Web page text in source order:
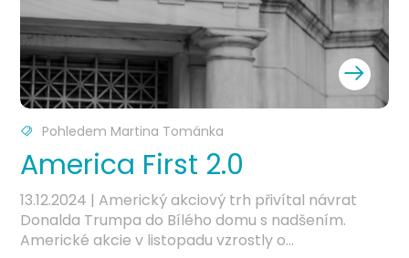
Pohledem Martina Tománka
America First 2.0
13.12.2024 | Americký akciový trh přivítal návrat
Donalda Trumpa do Bílého domu s nadšením.
Americké akcie v listopadu vzrostly o...